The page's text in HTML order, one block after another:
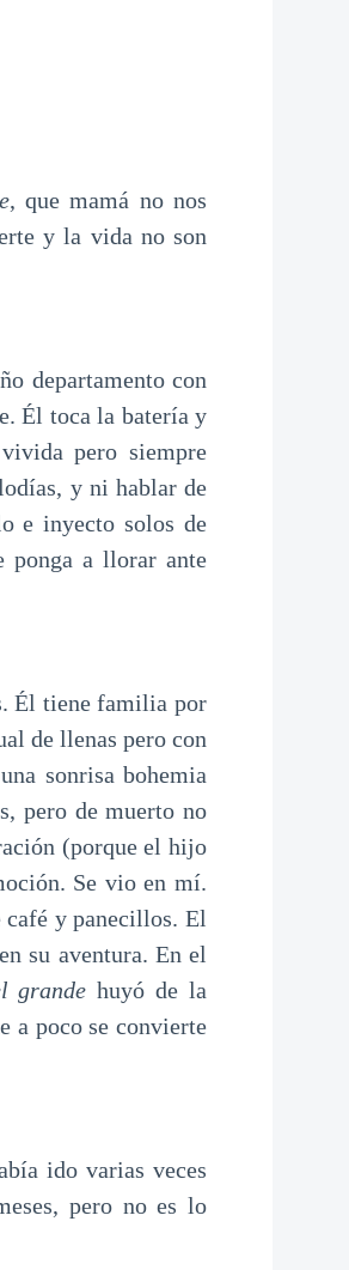
, que mamá no nos
y la vida no son
departamento con
Él toca la batería y
pero siempre
y ni hablar de
e inyecto solos de
ponga a llorar ante
Él tiene familia por
de llenas pero con
sonrisa bohemia
pero de muerto no
(porque el hijo
Se vio en mí.
y panecillos. El
su aventura. En el
grandehuyó de la
a poco se convierte
ido varias veces
pero no es lo